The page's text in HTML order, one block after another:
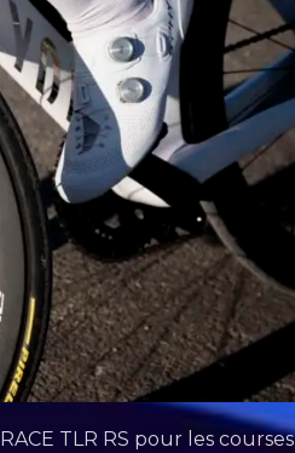
TLR RS pour les courses